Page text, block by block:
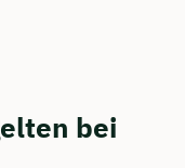
bei